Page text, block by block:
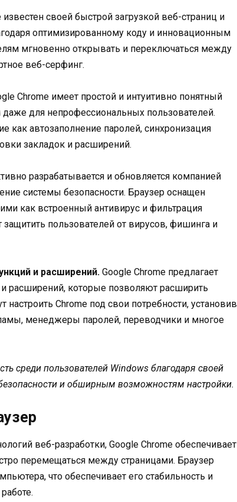
известен своей быстрой загрузкой веб-страниц и
оптимизированному коду и инновационным
мгновенно открывать и переключаться между
веб-серфинг.
Chrome имеет простой и интуитивно понятный
для непрофессиональных пользователей.
как автозаполнение паролей, синхронизация
закладок и расширений.
разрабатывается и обновляется компанией
системы безопасности. Браузер оснащен
как встроенный антивирус и фильтрация
пользователей от вирусов, фишинга и
и расширений. Google Chrome предлагает
расширений, которые позволяют расширить
Chrome под свои потребности, установив
менеджеры паролей, переводчики и многое
среди пользователей Windows благодаря своей
и обширным возможностям настройки.
веб-разработки, Google Chrome обеспечивает
перемещаться между страницами. Браузер
что обеспечивает его стабильность и